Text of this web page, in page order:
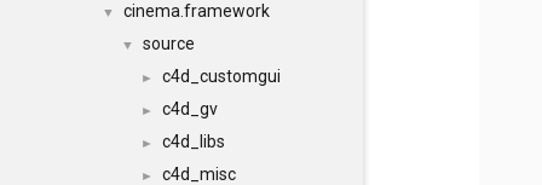
▼ cinema.framework
▼ source
► c4d_customgui
► c4d_gv
► c4d_libs
► c4d_misc